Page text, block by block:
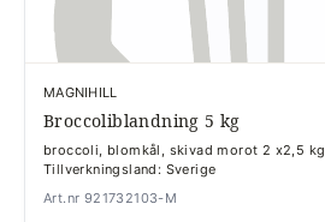
MAGNIHILL
Broccoliblandning 5 kg
broccoli, blomkål, skivad morot 2 x2,5 kg
Tillverkningsland: Sverige
Art.nr 921732103-M